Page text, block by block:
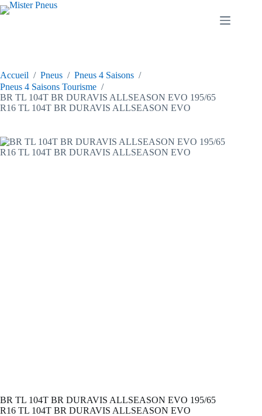
Passer
au
Accueil / Pneus / Pneus 4 Saisons /
Pneus 4 Saisons Tourisme /
BR TL 104T BR DURAVIS ALLSEASON EVO 195/65
R16 TL 104T BR DURAVIS ALLSEASON EVO
BR TL 104T BR DURAVIS ALLSEASON EVO 195/65
R16 TL 104T BR DURAVIS ALLSEASON EVO